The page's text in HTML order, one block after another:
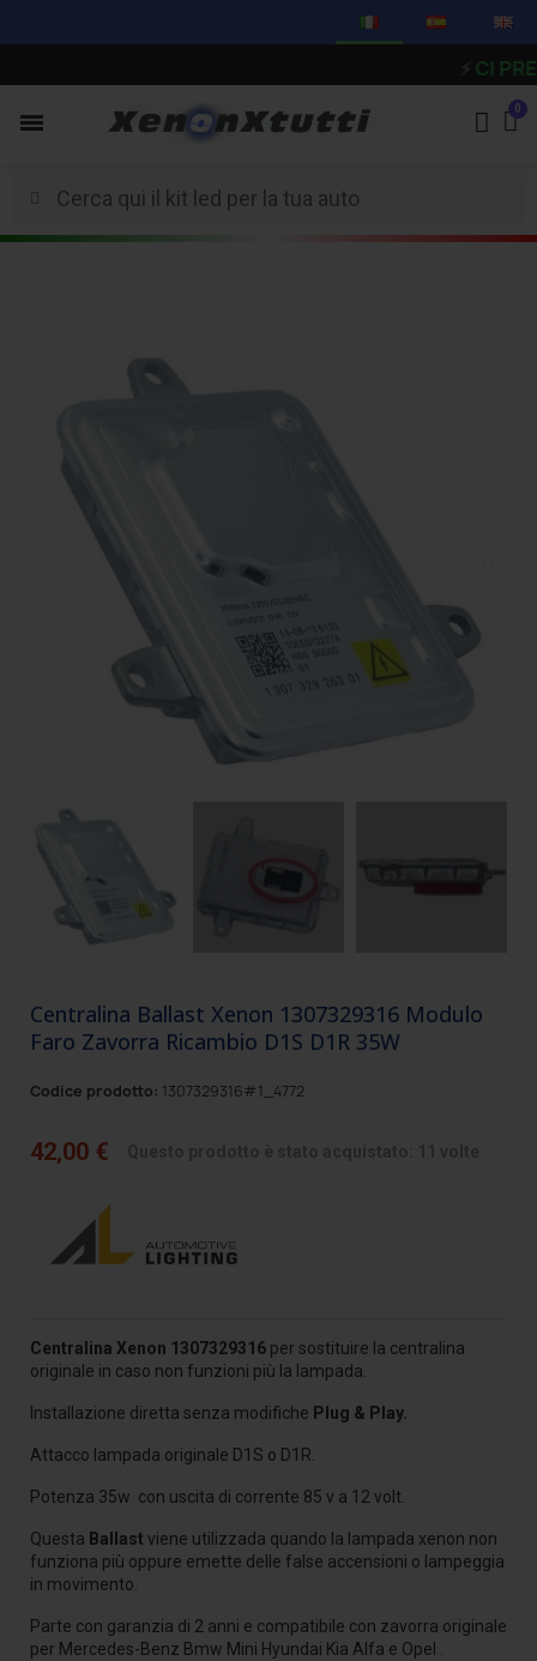
CI
Centralina Ballast Xenon 1307329316 Modulo
Faro Zavorra Ricambio D1S D1R 35W
Codice prodotto: 1307329316#1_4772
42,00 €
Centralina Xenon 1307329316 per sostituire la centralina
originale in caso non funzioni più la lampada.
Installazione diretta senza modifiche Plug & Play.
Attacco lampada originale D1S o D1R.
Potenza 35w con uscita di corrente 85 v a 12 volt.
Questa Ballast viene utilizzada quando la lampada xenon non
funziona più oppure emette delle false accensioni o lampeggia
in movimento.
Parte con garanzia di 2 anni e compatibile con zavorra originale
per Mercedes-Benz Bmw Mini Hyundai Kia Alfa e Opel .